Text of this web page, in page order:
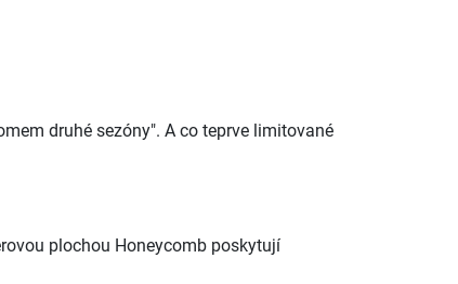
druhé sezóny". A co teprve limitované
plochou Honeycomb poskytují